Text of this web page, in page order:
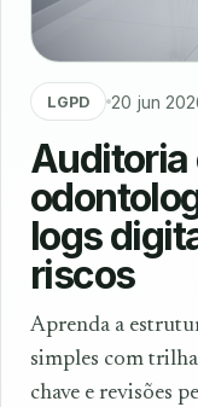
LGPD 20 jun
Auditoria
logs
riscos
Aprenda a
simples com
chave e revisões